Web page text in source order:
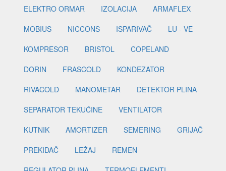
ELEKTRO ORMAR
IZOLACIJA
ARMAFLEX
MOBIUS
NICCONS ISPARIVAČ
LU - VE
KOMPRESOR
BRISTOL
COPELAND
DORIN
FRASCOLD
KONDEZATOR
RIVACOLD
MANOMETAR
DETEKTOR PLINA
SEPARATOR TEKUĆINE
VENTILATOR
KUTNIK
AMORTIZER SEMERING
GRIJAČ
PREKIDAČ
LEŽAJ
REMEN